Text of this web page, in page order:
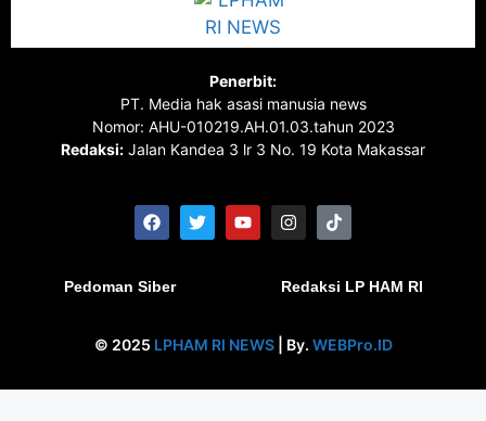
Penerbit:
PT. Media hak asasi manusia news
Nomor: AHU-010219.AH.01.03.tahun 2023
Redaksi: Jalan Kandea 3 lr 3 No. 19 Kota Makassar
Pedoman Siber Redaksi LP HAM RI
© 2025 LPHAM RI NEWS| By. WEBPro.ID